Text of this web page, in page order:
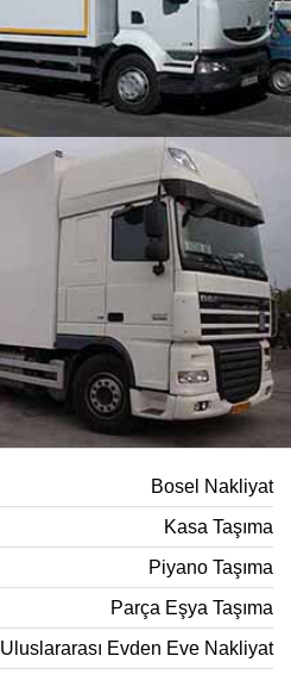
Bosel Nakliyat
Kasa Taşıma
Piyano Taşıma
Parça Eşya Taşıma
Uluslararası Evden Eve Nakliyat